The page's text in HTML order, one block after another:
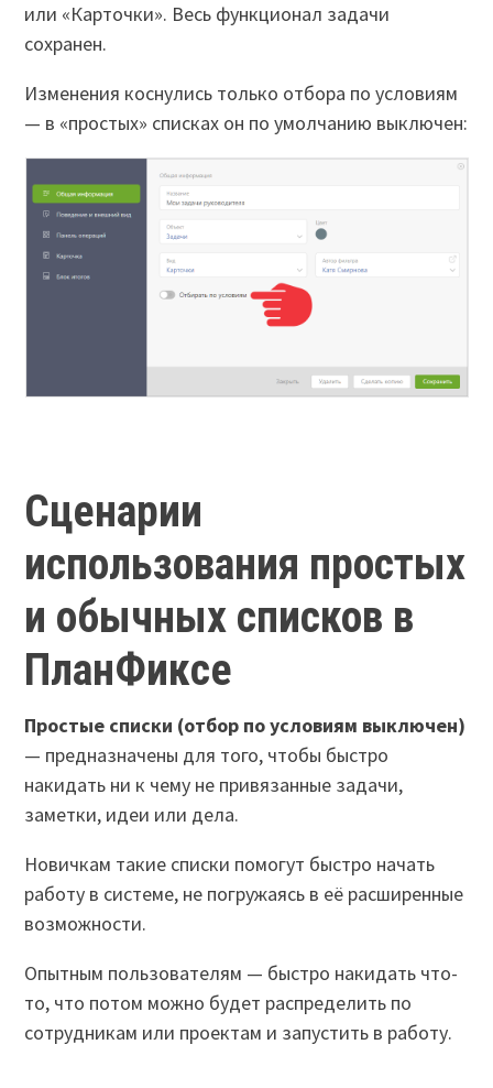
или «Карточки». Весь функционал задачи
сохранен.
Изменения коснулись только отбора по условиям
— в «простых» списках он по умолчанию выключен:
Сценарии
использования простых
и обычных списков в
ПланФиксе
Простые списки (отбор по условиям выключен)
— предназначены для того, чтобы быстро
накидать ни к чему не привязанные задачи,
заметки, идеи или дела.
Новичкам такие списки помогут быстро начать
работу в системе, не погружаясь в её расширенные
возможности.
Опытным пользователям — быстро накидать что-
то, что потом можно будет распределить по
сотрудникам или проектам и запустить в работу.